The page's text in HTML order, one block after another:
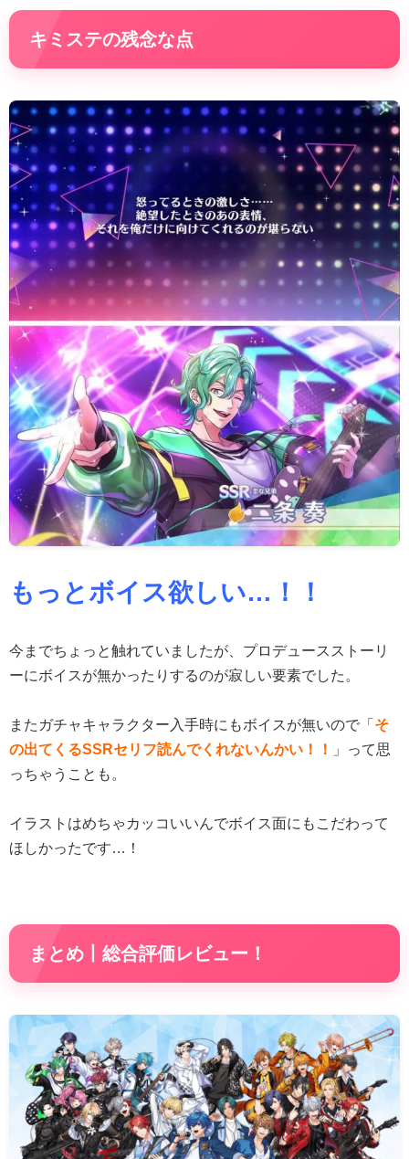
キミステの残念な点
もっとボイス欲しい…！！
今までちょっと触れていましたが、プロデュースストーリ
ーにボイスが無かったりするのが寂しい要素でした。
またガチャキャラクター入手時にもボイスが無いので「 そ
の出てくるSSRセリフ読んでくれないんかい！！
」って思
っちゃうことも。
イラストはめちゃカッコいいんでボイス面にもこだわって
ほしかったです…！
まとめ丨総合評価レビュー！